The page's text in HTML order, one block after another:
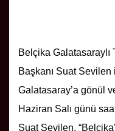
Belçika Galatasaraylı
Başkanı Suat
Galatasaray’a gönül
Haziran Salı günü
Suat Sevilen,